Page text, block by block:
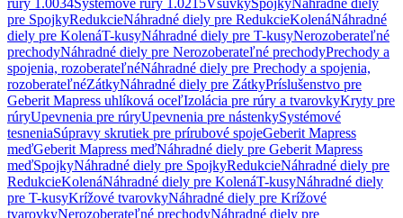
rúry 1.0034Systémové rúry 1.0215VsuvkySpojkyNáhradné diely
pre SpojkyRedukcieNáhradné diely pre RedukcieKolenáNáhradné
diely pre KolenáT-kusyNáhradné diely pre T-kusyNerozoberateľné
prechodyNáhradné diely pre Nerozoberateľné prechodyPrechody a
spojenia, rozoberateľnéNáhradné diely pre Prechody a spojenia,
rozoberateľnéZátkyNáhradné diely pre ZátkyPríslušenstvo pre
Geberit Mapress uhlíková oceľIzolácia pre rúry a tvarovkyKryty pre
rúryUpevnenia pre rúryUpevnenia pre nástenkySystémové
tesneniaSúpravy skrutiek pre prírubové spojeGeberit Mapress
meďGeberit Mapress meďNáhradné diely pre Geberit Mapress
meďSpojkyNáhradné diely pre SpojkyRedukcieNáhradné diely pre
RedukcieKolenáNáhradné diely pre KolenáT-kusyNáhradné diely
pre T-kusyKrížové tvarovkyNáhradné diely pre Krížové
tvarovkyNerozoberateľné prechodyNáhradné diely pre